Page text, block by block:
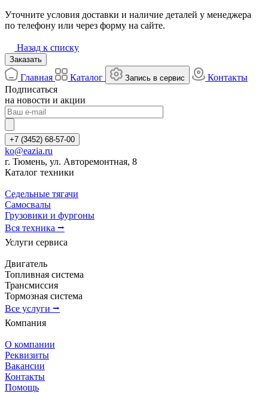
Уточните условия доставки и наличие деталей у менеджера
по телефону или через форму на сайте.
Назад к списку
Заказать
Главная Каталог Запись в сервис
Контакты
Подписаться
на новости и акции
+7 (3452) 68-57-00
ko@eazia.ru
г. Тюмень, ул. Авторемонтная, 8
Каталог техники
Седельные тягачи
Самосвалы
Грузовики и фургоны
Вся техника ⭢
Услуги сервиса
Двигатель
Топливная система
Трансмиссия
Тормозная система
Все услуги ⭢
Компания
О компании
Реквизиты
Вакансии
Контакты
Помощь